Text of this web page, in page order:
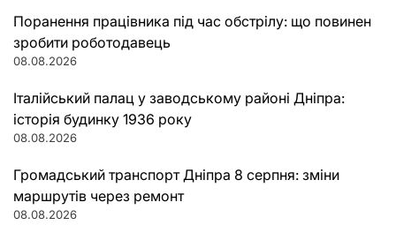
Поранення працівника під час обстрілу: що повинен
зробити роботодавець
08.08.2026
Італійський палац у заводському районі Дніпра:
історія будинку 1936 року
08.08.2026
Громадський транспорт Дніпра 8 серпня: зміни
маршрутів через ремонт
08.08.2026